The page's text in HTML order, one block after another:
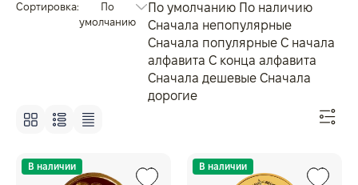
Сортировка:
По
умолчанию
По умолчанию По наличию
Сначала непопулярные
Сначала популярные С начала
алфавита С конца алфавита
Сначала дешевые Сначала
дорогие
В наличии В наличии